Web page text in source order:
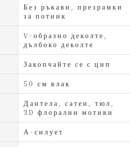
Без ръкави, презрамки
за потник
V-образно деколте,
дълбоко деколте
Закопчайте се с цип
50 см влак
Дантела, сатен, тюл,
3D флорални мотиви
А-силует